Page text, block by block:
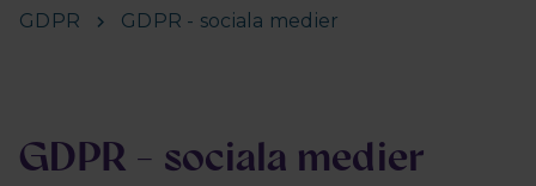
GDPR
GDPR - sociala medier
GDPR - sociala medier